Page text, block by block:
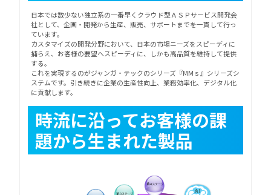
日本では数少ない独立系の一番早くクラウド型ＡＳＰサービス開発会
社として、企画・開発から生産、販売、サポートまでを一貫して行っ
ています。
カスタマイズの開発分野において、日本の市場ニーズをスピーディに
捕らえ、お客様の要望へスピーディに、しかも高品質を維持して提供
する。
これを実現するのがジャンガ・テックのシリーズ『MMｓ』シリーズシ
ステムです。引き続きに企業の生産性向上、業務効率化、デジタル化
に貢献します。
時流に沿ってお客様の課
題から生まれた製品